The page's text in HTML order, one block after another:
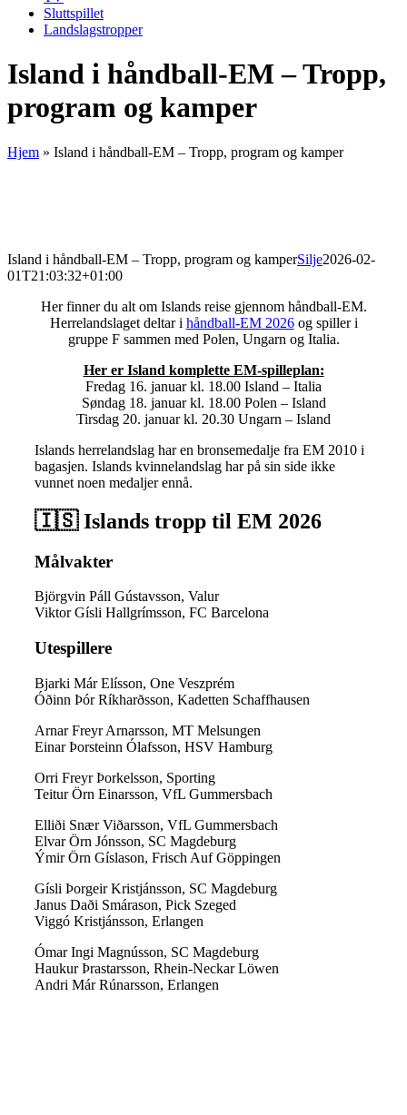
Sluttspillet
Landslagstropper
Island i håndball-EM – Tropp,
program og kamper
Hjem » Island i håndball-EM – Tropp, program og kamper
Island i håndball-EM – Tropp, program og kamperSilje2026-02-
01T21:03:32+01:00
Her finner du alt om Islands reise gjennom håndball-EM.
Herrelandslaget deltar i håndball-EM 2026og spiller i
gruppe F sammen med Polen, Ungarn og Italia.
Her er Island komplette EM-spilleplan:
Fredag 16. januar kl. 18.00 Island – Italia
Søndag 18. januar kl. 18.00 Polen – Island
Tirsdag 20. januar kl. 20.30 Ungarn – Island
Islands herrelandslag har en bronsemedalje fra EM 2010 i
bagasjen. Islands kvinnelandslag har på sin side ikke
vunnet noen medaljer ennå.
🇮🇸 Islandstropp til EM 2026
Målvakter
Björgvin Páll Gústavsson, Valur
Viktor Gísli Hallgrímsson, FC Barcelona
Utespillere
Bjarki Már Elísson, One Veszprém
Óðinn Þór Ríkharðsson, Kadetten Schaffhausen
Arnar Freyr Arnarsson, MT Melsungen
Einar Þorsteinn Ólafsson, HSV Hamburg
Orri Freyr Þorkelsson, Sporting
Teitur Örn Einarsson, VfL Gummersbach
Elliði Snær Viðarsson, VfL Gummersbach
Elvar Örn Jónsson, SC Magdeburg
Ýmir Örn Gíslason, Frisch Auf Göppingen
Gísli Þorgeir Kristjánsson, SC Magdeburg
Janus Daði Smárason, Pick Szeged
Viggó Kristjánsson, Erlangen
Ómar Ingi Magnússon, SC Magdeburg
Haukur Þrastarsson, Rhein-Neckar Löwen
Andri Már Rúnarsson, Erlangen